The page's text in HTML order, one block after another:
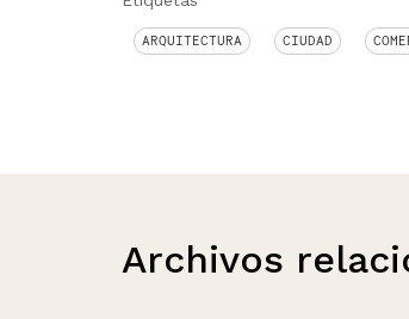
ARQUITECTURA CIUDAD
Archivos